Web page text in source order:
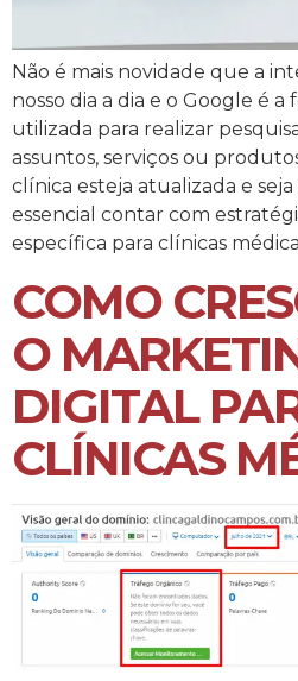
Não é mais novidade que a
nosso dia a dia e o Google é a
utilizada para realizar
assuntos, serviços ou
clínica esteja atualizada e
essencial contar com
específica para clínicas
COMO
O
DIGITAL
CLÍNICAS